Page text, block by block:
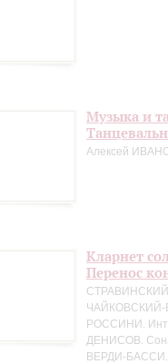
Музыка и
Алексей
Кларнет
Перенос
СТРАВИНСКИЙ.
ЧАЙКОВСКИЙ-
РОССИНИ.
ДЕНИСОВ.
ВЕРДИ-БАССИ.